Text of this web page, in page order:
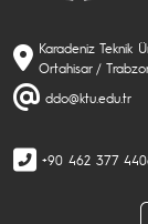
Karadeniz Teknik
Ortahisar /
ddo@ktu.edu.tr
+90 462 377